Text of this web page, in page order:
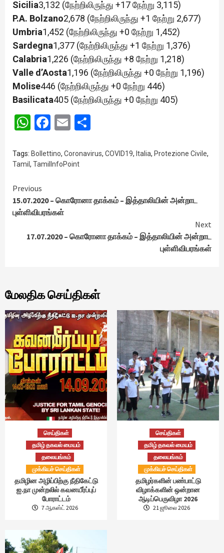
Sicilia3,132 (நேற்றிலிருந்து +17 நேற்று 3,115)
P.A. Bolzano2,678 (நேற்றிலிருந்து +1 நேற்று 2,677)
Umbria1,452 (நேற்றிலிருந்து +0 நேற்று 1,452)
Sardegna1,377 (நேற்றிலிருந்து +1 நேற்று 1,376)
Calabria1,226 (நேற்றிலிருந்து +8 நேற்று 1,218)
Valle d’Aosta1,196 (நேற்றிலிருந்து +0 நேற்று 1,196)
Molise446 (நேற்றிலிருந்து +0 நேற்று 446)
Basilicata405 (நேற்றிலிருந்து +0 நேற்று 405)
WhatsApp
Facebook
Email
Tags: Bollettino, Coronavirus, COVID19, Italia, Protezione Civile,
Tamil , TamilInfoPoint
Continue
Reading
Previous
15.07.2020 – கொரோனா தாக்கம் – இத்தாலியின் அன்றாட
புள்ளிவிபரங்கள்
Next
17.07.2020 – கொரோனா தாக்கம் – இத்தாலியின் அன்றாட
புள்ளிவிபரங்கள்
மேலதிக செய்திகள்
செய்திகள்
தமிழ் தகவல் மையம்
தலையங்கம்
முக்கியச் செய்திகள்
தமிழின அழிப்பிற்கு நீதிகேட்டு
ஐ.நா முன்றலில் கவனயீர்ப்புப்
போராட்டம்
7 ஆகஸ்ட் 2026
செய்திகள்
தமிழ் தகவல் மையம்
தலையங்கம்
முக்கியச் செய்திகள்
தமிழர்களின் பண்பாட்டு
விழாக்களின் ஒன்றான
ஆடிப்பெருவிழா 2026
21 ஜூலை 2026